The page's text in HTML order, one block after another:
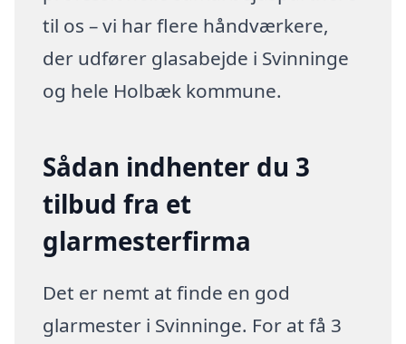
til os – vi har flere håndværkere,
der udfører glasabejde i Svinninge
og hele Holbæk kommune.
Sådan indhenter du 3
tilbud fra et
glarmesterfirma
Det er nemt at finde en god
glarmester i Svinninge. For at få 3